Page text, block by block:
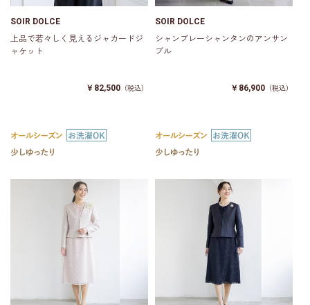
SOIR DOLCE
上品で若々しく見えるジャカードジ
ャケット
￥82,500 （税込）
SOIR DOLCE
シャンブレーシャンタンのアンサン
ブル
￥86,900 （税込）